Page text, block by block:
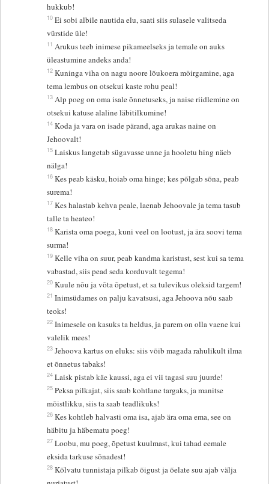
hukkub!
10 Ei sobi albile nautida elu, saati siis sulasele valitseda
vürstide üle!
11 Arukus teeb inimese pikameelseks ja temale on auks
üleastumine andeks anda!
12 Kuninga viha on nagu noore lõukoera möirgamine, aga
tema lembus on otsekui kaste rohu peal!
13 Alp poeg on oma isale õnnetuseks, ja naise riidlemine on
otsekui katuse alaline läbitilkumine!
14 Koda ja vara on isade pärand, aga arukas naine on
Jehoovalt!
15 Laiskus langetab sügavasse unne ja hooletu hing näeb
nälga!
16 Kes peab käsku, hoiab oma hinge; kes põlgab sõna, peab
surema!
17 Kes halastab kehva peale, laenab Jehoovale ja tema tasub
talle ta heateo!
18 Karista oma poega, kuni veel on lootust, ja ära soovi tema
surma!
19 Kelle viha on suur, peab kandma karistust, sest kui sa tema
vabastad, siis pead seda korduvalt tegema!
20 Kuule nõu ja võta õpetust, et sa tulevikus oleksid targem!
21 Inimsüdames on palju kavatsusi, aga Jehoova nõu saab
teoks!
22 Inimesele on kasuks ta heldus, ja parem on olla vaene kui
valelik mees!
23 Jehoova kartus on eluks: siis võib magada rahulikult ilma
et õnnetus tabaks!
24 Laisk pistab käe kaussi, aga ei vii tagasi suu juurde!
25 Peksa pilkajat, siis saab kohtlane targaks, ja manitse
mõistlikku, siis ta saab teadlikuks!
26 Kes kohtleb halvasti oma isa, ajab ära oma ema, see on
häbitu ja häbematu poeg!
27 Loobu, mu poeg, õpetust kuulmast, kui tahad eemale
eksida tarkuse sõnadest!
28 Kõlvatu tunnistaja pilkab õigust ja õelate suu ajab välja